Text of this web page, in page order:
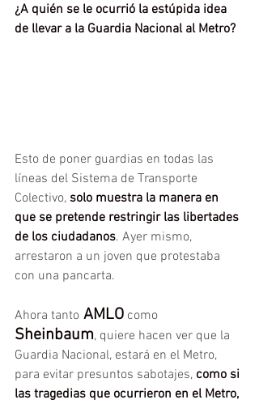
¿A quién se le ocurrió la estúpida idea
de llevar a la Guardia Nacional al Metro?
Esto de poner guardias en todas las
líneas del Sistema de Transporte
Colectivo, solo muestra la manera en
que se pretende restringir las libertades
de los ciudadanos. Ayer mismo,
arrestaron a un joven que protestaba
con una pancarta.
Ahora tanto AMLO como
Sheinbaum, quiere hacen ver que la
Guardia Nacional, estará en el Metro,
para evitar presuntos sabotajes, como si
las tragedias que ocurrieron en el Metro,